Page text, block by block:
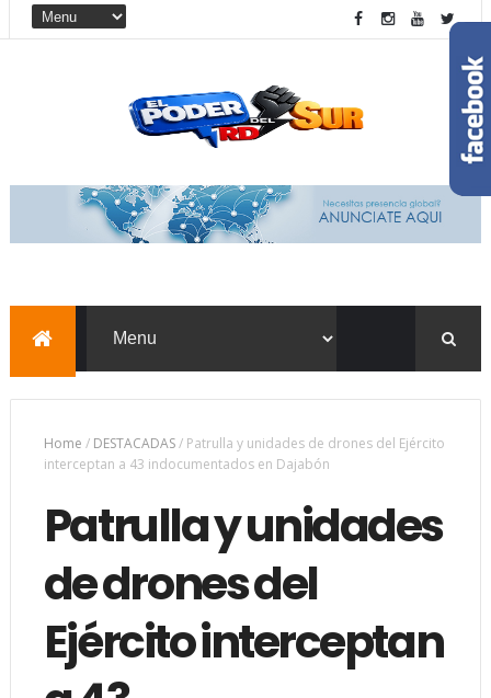
Home / DESTACADAS/ Patrulla y unidades de drones del Ejército
interceptan a 43 indocumentados en Dajabón
Patrulla y unidades
de drones del
Ejército interceptan